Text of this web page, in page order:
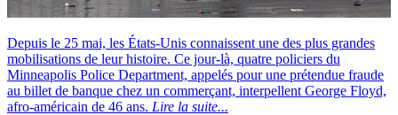
Depuis le 25 mai, les États-Unis connaissent une des plus grandes
mobilisations de leur histoire. Ce jour-là, quatre policiers du
Minneapolis Police Department, appelés pour une prétendue fraude
au billet de banque chez un commerçant, interpellent George Floyd,
afro-américain de 46 ans. Lire la suite...